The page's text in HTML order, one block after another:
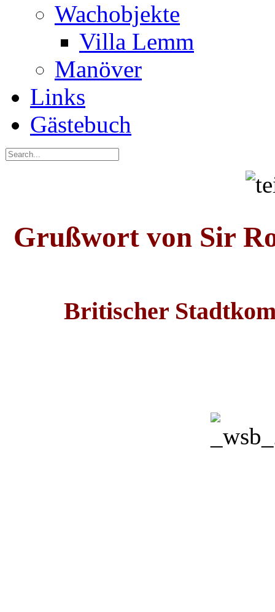
Wachobjekte
Villa Lemm
Manöver
Links
Gästebuch
Grußwort von Sir
Britischer